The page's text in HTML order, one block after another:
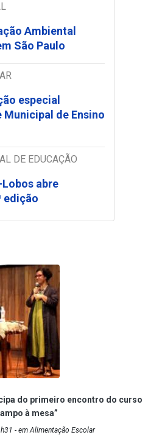
Ambiental
São Paulo
especial
Municipal de Ensino
DE EDUCAÇÃO
abre
edição
do primeiro encontro do curso
à mesa”
- em Alimentação Escolar